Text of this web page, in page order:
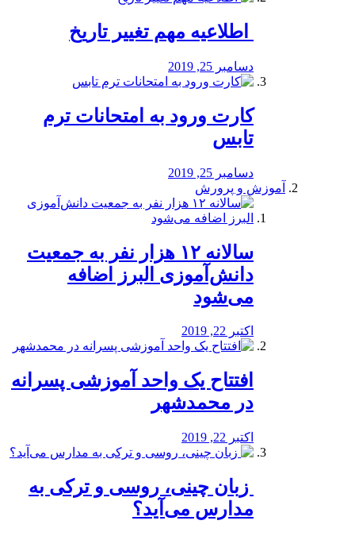
️ اطلاعیه مهم تغییر تاریخ
دسامبر 25, 2019
کارت ورود به امتحانات ترم
تابس
دسامبر 25, 2019
آموزش و پرورش
️سالانه ۱۲ هزار نفر به جمعیت
دانش‌آموزی البرز اضافه
می‌شود
اکتبر 22, 2019
افتتاح یک واحد آموزشی پسرانه
در محمدشهر
اکتبر 22, 2019
️ زبان چینی، روسی و ترکی به
مدارس می‌آید؟